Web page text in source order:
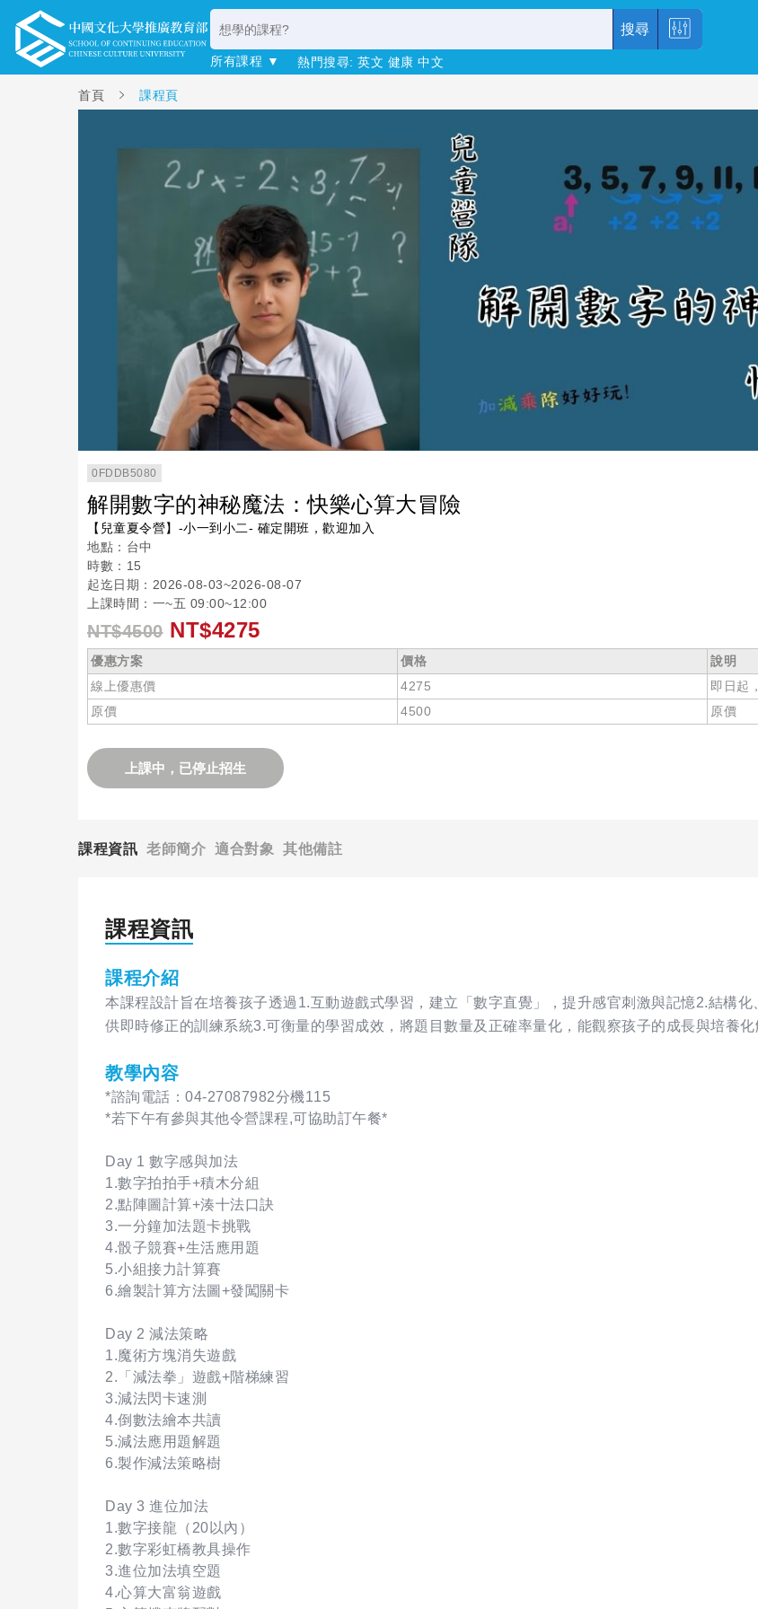
搜尋
所有課程 ▼ 熱門搜尋: 英文 健康 中文
首頁 課程頁
0FDDB5080
解開數字的神秘魔法：快樂心算大冒險
【兒童夏令營】-小一到小二- 確定開班，歡迎加入
地點：台中
時數：15
起迄日期：2026-08-03~2026-08-07
上課時間：一~五 09:00~12:00
NT$4500 NT$4275
優惠方案 價格
說明
線上優惠價
4275
即日起
原價
4500 原價
上課中，已停止招生
課程資訊 老師簡介 適合對象 其他備註
課程資訊
課程介紹
本課程設計旨在培養孩子透過1.互動遊戲式學習，建立「數字直覺」，提升感官刺激與記憶2.結構
供即時修正的訓練系統3.可衡量的學習成效，將題目數量及正確率量化，能觀察孩子的成長與培養化
教學內容
*諮詢電話：04-27087982分機115
*若下午有參與其他令營課程,可協助訂午餐*
Day 1 數字感與加法
1.數字拍拍手+積木分組
2.點陣圖計算+湊十法口訣
3.一分鐘加法題卡挑戰
4.骰子競賽+生活應用題
5.小組接力計算賽
6.繪製計算方法圖+發闖關卡
Day 2 減法策略
1.魔術方塊消失遊戲
2.「減法拳」遊戲+階梯練習
3.減法閃卡速測
4.倒數法繪本共讀
5.減法應用題解題
6.製作減法策略樹
Day 3 進位加法
1.數字接龍（20以內）
2.數字彩虹橋教具操作
3.進位加法填空題
4.心算大富翁遊戲